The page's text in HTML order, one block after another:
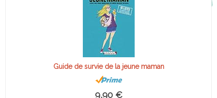
Guide de survie de la jeune maman
9,90 €